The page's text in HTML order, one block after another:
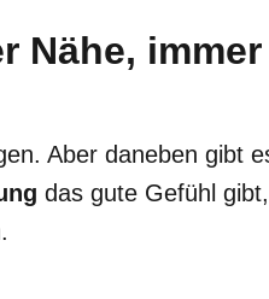
Nähe, immer
Aber daneben gibt
das gute Gefühl